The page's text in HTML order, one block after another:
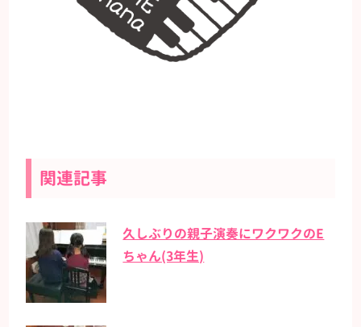
関連記事
久しぶりの親子演奏にワクワクのE
ちゃん(3年生)